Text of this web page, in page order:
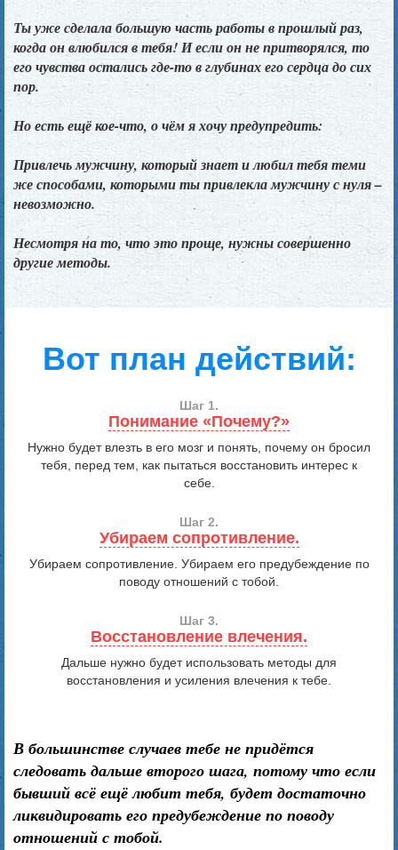
Ты уже сделала большую часть работы в прошлый раз,
когда он влюбился в тебя! И если он не притворялся, то
его чувства остались где-то в глубинах его сердца до сих
пор.
Но есть ещё кое-что, о чём я хочу предупредить:
Привлечь мужчину, который знает и любил тебя теми
же способами, которыми ты привлекла мужчину с нуля –
невозможно.
Несмотря на то, что это проще, нужны совершенно
другие методы.
Вот план действий:
Шаг 1.
Понимание «Почему?»
Нужно будет влезть в его мозг и понять, почему он бросил
тебя, перед тем, как пытаться восстановить интерес к
себе.
Шаг 2.
Убираем сопротивление.
Убираем сопротивление. Убираем его предубеждение по
поводу отношений с тобой.
Шаг 3.
Восстановление влечения.
Дальше нужно будет использовать методы для
восстановления и усиления влечения к тебе.
В большинстве случаев тебе не придётся
следовать дальше второго шага, потому что если
бывший всё ещё любит тебя, будет достаточно
ликвидировать его предубеждение по поводу
отношений с тобой.